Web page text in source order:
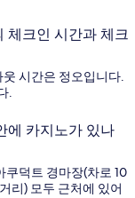
체크인 시간과 체크
시간은 정오입니다.
.
에 카지노가 있나
쿠덕트 경마장(차로 10
리) 모두 근처에 있어